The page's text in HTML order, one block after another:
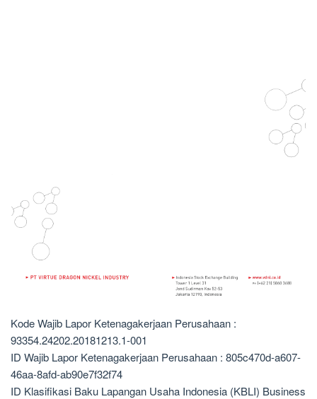
Kode Wajib Lapor Ketenagakerjaan Perusahaan :
93354.24202.20181213.1-001
ID Wajib Lapor Ketenagakerjaan Perusahaan : 805c470d-a607-
46aa-8afd-ab90e7f32f74
ID Klasifikasi Baku Lapangan Usaha Indonesia (KBLI) Business